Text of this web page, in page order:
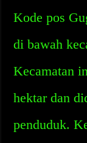
Kode pos
di bawah
Kecamatan
hektar dan
penduduk.